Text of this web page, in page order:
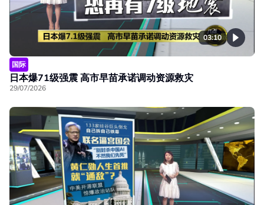
03:10
国际
日本爆71级强震 高市早苗承诺调动资源救灾
29/07/2026